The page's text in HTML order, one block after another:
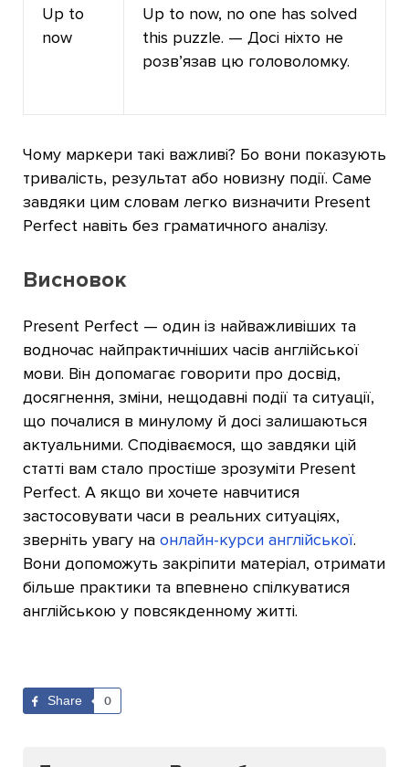
Up to
now
Up to now, no one has solved
this puzzle. — Досі ніхто не
розв’язав цю головоломку.
Чому маркери такі важливі? Бо вони показують
тривалість, результат або новизну події. Саме
завдяки цим словам легко визначити Present
Perfect навіть без граматичного аналізу.
Висновок
Present Perfect — один із найважливіших та
водночас найпрактичніших часів англійської
мови. Він допомагає говорити про досвід,
досягнення, зміни, нещодавні події та ситуації,
що почалися в минулому й досі залишаються
актуальними. Сподіваємося, що завдяки цій
статті вам стало простіше зрозуміти Present
Perfect. А якщо ви хочете навчитися
застосовувати часи в реальних ситуаціях,
зверніть увагу на онлайн-курси англійської.
Вони допоможуть закріпити матеріал, отримати
більше практики та впевнено спілкуватися
англійською у повсякденному житті.
Share 0